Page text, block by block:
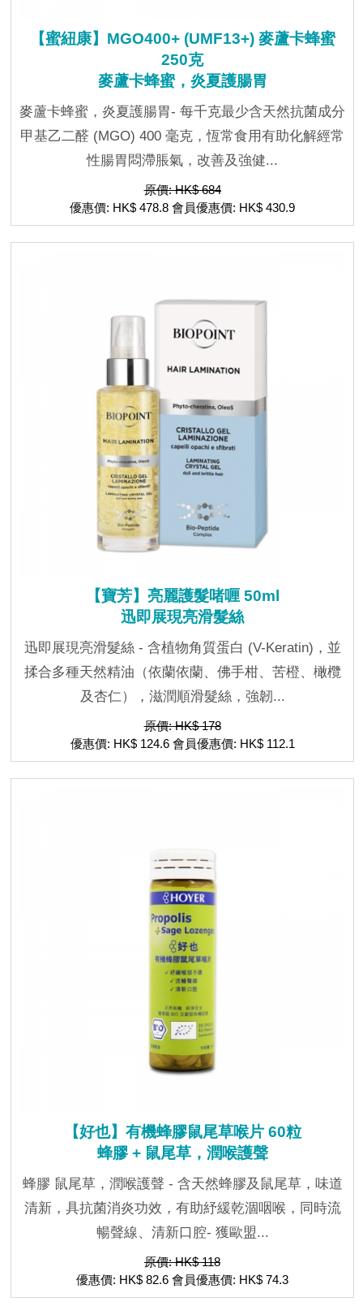
【蜜紐康】MGO400+ (UMF13+) 麥蘆卡蜂蜜
250克
麥蘆卡蜂蜜，炎夏護腸胃
麥蘆卡蜂蜜，炎夏護腸胃- 每千克最少含天然抗菌成分
甲基乙二醛 (MGO) 400 毫克，恆常食用有助化解經常
性腸胃悶滯脹氣，改善及強健...
原價: HK$ 684
優惠價: HK$ 478.8 會員優惠價: HK$ 430.9
【寶芳】亮麗護髮啫喱 50ml
迅即展現亮滑髮絲
迅即展現亮滑髮絲 - 含植物角質蛋白 (V-Keratin)，並
揉合多種天然精油（依蘭依蘭、佛手柑、苦橙、橄欖
及杏仁），滋潤順滑髮絲，強韌...
原價: HK$ 178
優惠價: HK$ 124.6 會員優惠價: HK$ 112.1
【好也】有機蜂膠鼠尾草喉片 60粒
蜂膠 + 鼠尾草，潤喉護聲
蜂膠 鼠尾草，潤喉護聲 - 含天然蜂膠及鼠尾草，味道
清新，具抗菌消炎功效，有助紓緩乾涸咽喉，同時流
暢聲線、清新口腔- 獲歐盟...
原價: HK$ 118
優惠價: HK$ 82.6 會員優惠價: HK$ 74.3